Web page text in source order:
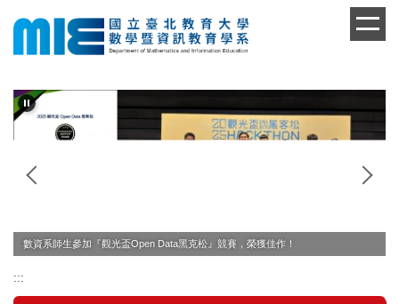
到
內
容
區
數資系師生參加『觀光盃Open Data黑克松』競賽，榮獲佳作！
:::